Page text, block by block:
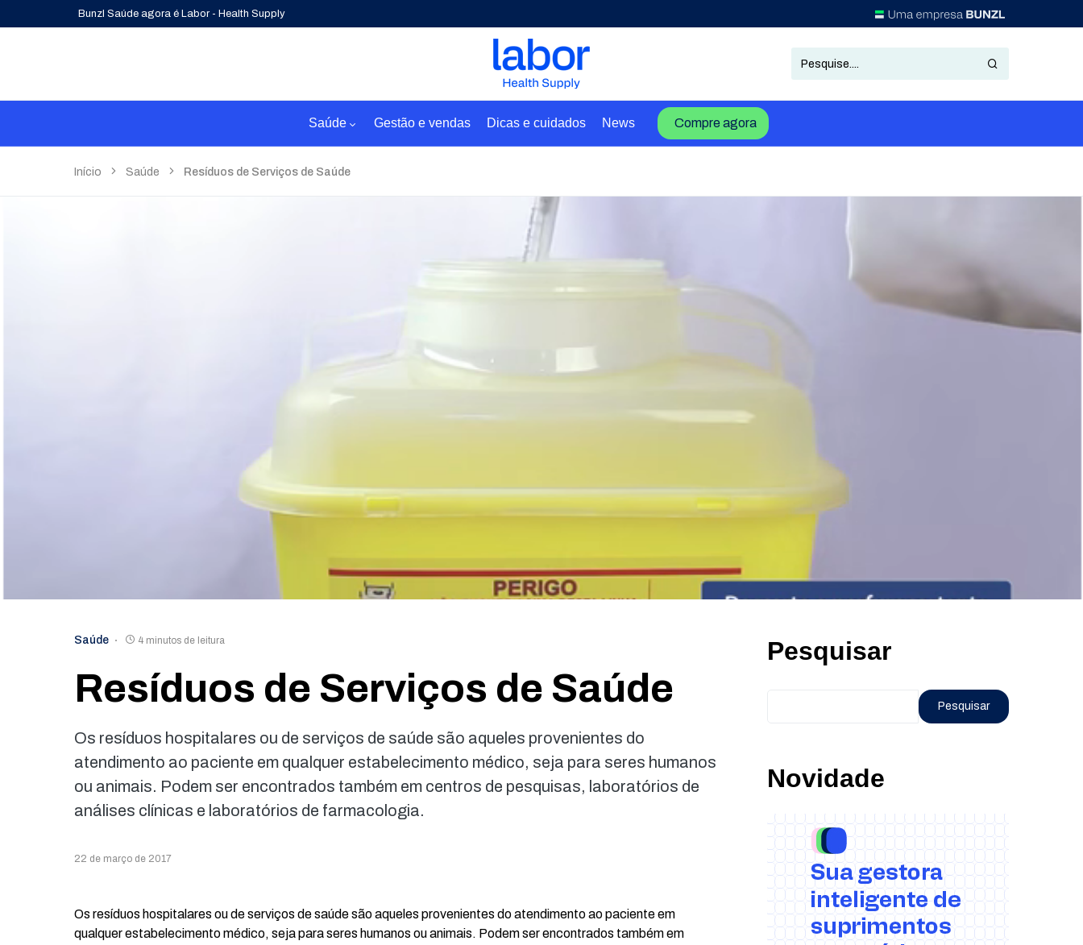
Bunzl Saúde agora é Labor - Health Supply
Saúde Gestão e vendas Dicas e cuidados News Compre agora
Início Saúde Resíduos de Serviços de Saúde
Saúde 4 minutos de leitura
Resíduos de Serviços de Saúde
Os resíduos hospitalares ou de serviços de saúde são aqueles provenientes do
atendimento ao paciente em qualquer estabelecimento médico, seja para seres humanos
ou animais. Podem ser encontrados também em centros de pesquisas, laboratórios de
análises clínicas e laboratórios de farmacologia.
22 de março de 2017
Os resíduos hospitalares ou de serviços de saúde são aqueles provenientes do atendimento ao paciente em
qualquer estabelecimento médico, seja para seres humanos ou animais. Podem ser encontrados também em
Pesquisar
Pesquisar
Novidade